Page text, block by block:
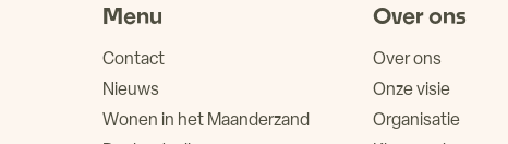
Menu
Contact
Nieuws
Wonen in het Maanderzand
Over ons
Over ons
Onze visie
Organisatie